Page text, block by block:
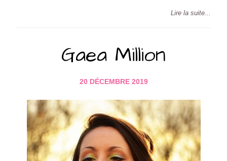
Lire la suite...
Gaea Million
20 DÉCEMBRE 2019